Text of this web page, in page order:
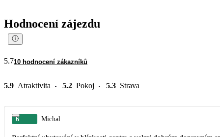
Hodnocení zájezdu
5.710 hodnocení zákazníků
5.9 Atraktivita 5.2 Pokoj 5.3 Strava
6 Michal